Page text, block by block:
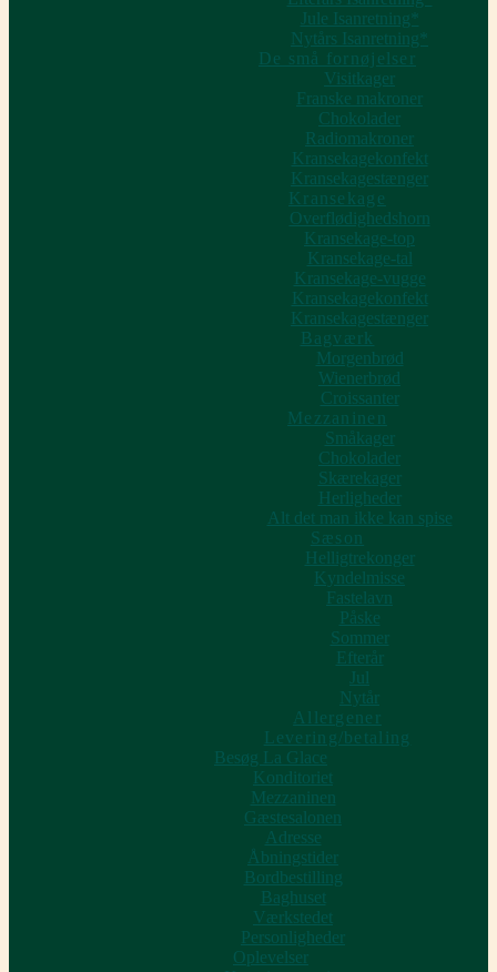
Jule Isanretning*
Nytårs Isanretning*
De små fornøjelser
Visitkager
Franske makroner
Chokolader
Radiomakroner
Kransekagekonfekt
Kransekagestænger
Kransekage
Overflødighedshorn
Kransekage-top
Kransekage-tal
Kransekage-vugge
Kransekagekonfekt
Kransekagestænger
Bagværk
Morgenbrød
Wienerbrød
Croissanter
Mezzaninen
Småkager
Chokolader
Skærekager
Herligheder
Alt det man ikke kan spise
Sæson
Helligtrekonger
Kyndelmisse
Fastelavn
Påske
Sommer
Efterår
Jul
Nytår
Allergener
Levering/betaling
Besøg La Glace
Konditoriet
Mezzaninen
Gæstesalonen
Adresse
Åbningstider
Bordbestilling
Baghuset
Værkstedet
Personligheder
Oplevelser